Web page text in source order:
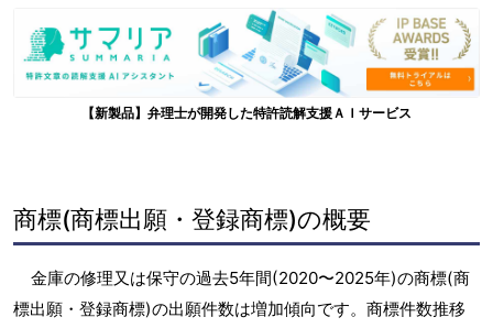
【新製品】弁理士が開発した特許読解支援ＡＩサービス
商標(商標出願・登録商標)の概要
金庫の修理又は保守の過去5年間(2020〜2025年)の商標(商
標出願・登録商標)の出願件数は増加傾向です。商標件数推移